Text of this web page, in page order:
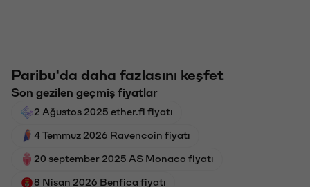
Paribu'da daha fazlasını keşfet
Son gezilen geçmiş fiyatlar
2 Ağustos 2025 ether.fi fiyatı
4 Temmuz 2026 Ravencoin fiyatı
20 september 2025 AS Monaco fiyatı
8 Nisan 2026 Benfica fiyatı